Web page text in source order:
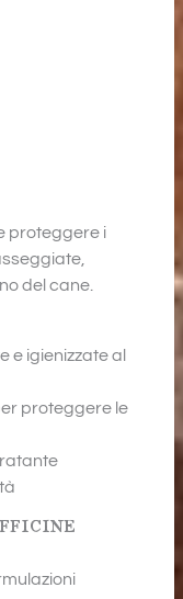
proteggere i
del cane.
e igienizzate al
proteggere le